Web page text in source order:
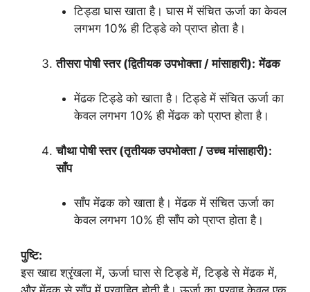
टिड्डा घास खाता है। घास में संचित ऊर्जा का केवल
लगभग 10% ही टिड्डे को प्राप्त होता है।
तीसरा पोषी स्तर (द्वितीयक उपभोक्ता / मांसाहारी): मेंढक
मेंढक टिड्डे को खाता है। टिड्डे में संचित ऊर्जा का
केवल लगभग 10% ही मेंढक को प्राप्त होता है।
चौथा पोषी स्तर (तृतीयक उपभोक्ता / उच्च मांसाहारी):
साँप
साँप मेंढक को खाता है। मेंढक में संचित ऊर्जा का
केवल लगभग 10% ही साँप को प्राप्त होता है।
पुष्टि:
इस खाद्य श्रृंखला में, ऊर्जा घास से टिड्डे में, टिड्डे से मेंढक में,